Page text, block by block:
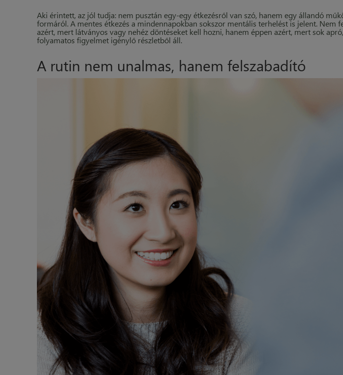
Aki érintett, az jól tudja: nem pusztán egy-egy étkezésről van szó, hanem egy állandó
formáról. A mentes étkezés a mindennapokban sokszor mentális terhelést is jelent. Nem
azért, mert látványos vagy nehéz döntéseket kell hozni, hanem éppen azért, mert sok apró,
folyamatos figyelmet igénylő részletből áll.
A rutin nem unalmas, hanem felszabadító